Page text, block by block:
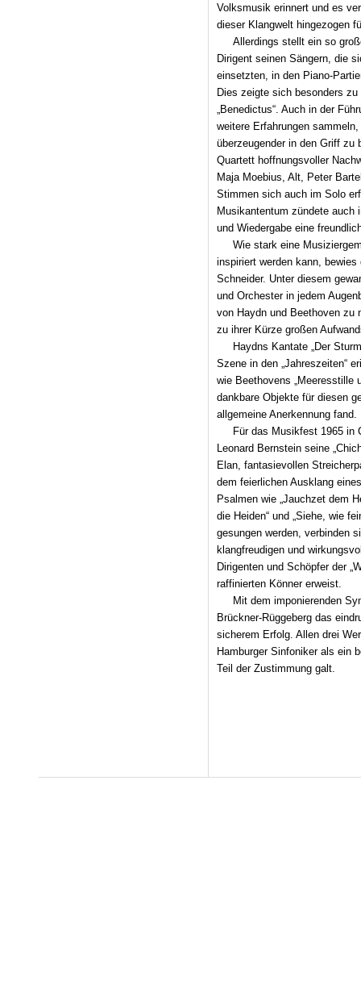
Volksmusik erinnert und es
dieser Klangwelt hingezogen
Allerdings stellt ein so
Dirigent seinen Sängern, die
einsetzten, in den Piano-
Dies zeigte sich besonders
„Benedictus“. Auch in der
weitere Erfahrungen
überzeugender in den Griff zu
Quartett hoffnungsvoller
Maja Moebius, Alt, Peter
Stimmen sich auch im Solo
Musikantentum zündete auch
und Wiedergabe eine
Wie stark eine
inspiriert werden kann,
Schneider. Unter diesem
und Orchester in jedem
von Haydn und Beethoven zu
zu ihrer Kürze großen
Haydns Kantate „Der
Szene in den „Jahreszeiten“
wie Beethovens „Meeresstille
dankbare Objekte für diesen
allgemeine Anerkennung fand.
Für das Musikfest 1965 in
Leonard Bernstein seine
Elan, fantasievollen
dem feierlichen Ausklang
Psalmen wie „Jauchzet dem
die Heiden“ und „Siehe, wie
gesungen werden, verbinden
klangfreudigen und
Dirigenten und Schöpfer der
raffinierten Könner erweist.
Mit dem imponierenden
Brückner-Rüggeberg das
sicherem Erfolg. Allen drei
Hamburger Sinfoniker als ein
Teil der Zustimmung galt.